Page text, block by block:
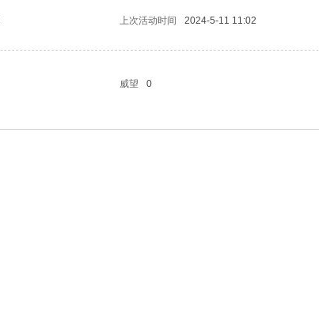
上次活动时间 2024-5-11 11:02
威望 0